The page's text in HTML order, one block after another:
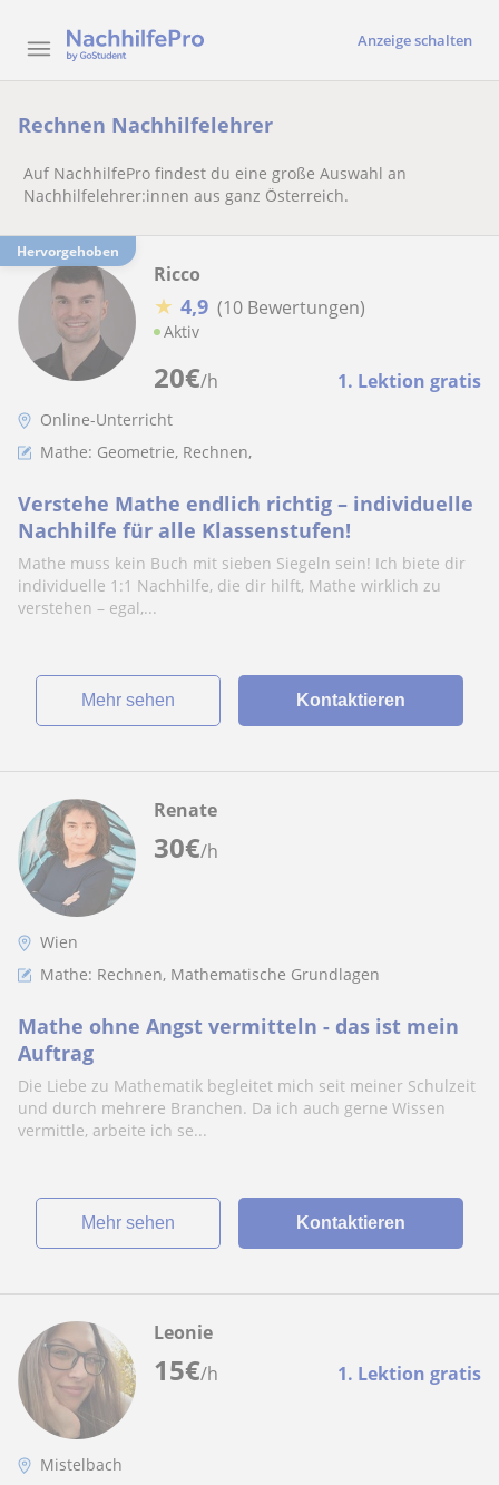
Anzeige schalten
Rechnen Nachhilfelehrer
Auf NachhilfePro findest du eine große Auswahl an
Nachhilfelehrer:innen aus ganz Österreich.
Hervorgehoben
20€/h 1. Lektion gratis
Ricco
★ 4,9 (10 Bewertungen)
Aktiv
Online-Unterricht
Mathe: Geometrie, Rechnen,
Verstehe Mathe endlich richtig – individuelle
Nachhilfe für alle Klassenstufen!
Mathe muss kein Buch mit sieben Siegeln sein! Ich biete dir
individuelle 1:1 Nachhilfe, die dir hilft, Mathe wirklich zu
verstehen – egal,...
Mehr sehen Kontaktieren
30€/h
Renate
Wien
Mathe: Rechnen, Mathematische Grundlagen
Mathe ohne Angst vermitteln - das ist mein
Auftrag
Die Liebe zu Mathematik begleitet mich seit meiner Schulzeit
und durch mehrere Branchen. Da ich auch gerne Wissen
vermittle, arbeite ich se...
Mehr sehen Kontaktieren
15€/h 1. Lektion gratis
Leonie
Mistelbach